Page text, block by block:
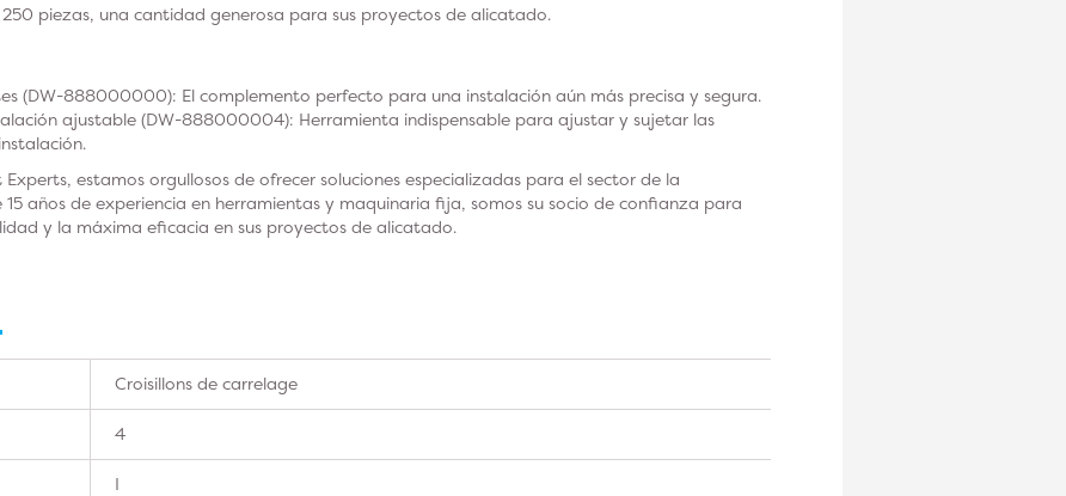
250 piezas, una cantidad generosa para sus proyectos de alicatado.
(DW-888000000): El complemento perfecto para una instalación aún más precisa y segura.
ajustable (DW-888000004): Herramienta indispensable para ajustar y sujetar las
estamos orgullosos de ofrecer soluciones especializadas para el sector de la
15 años de experiencia en herramientas y maquinaria fija, somos su socio de confianza para
y la máxima eficacia en sus proyectos de alicatado.
Croisillons de carrelage
4
I